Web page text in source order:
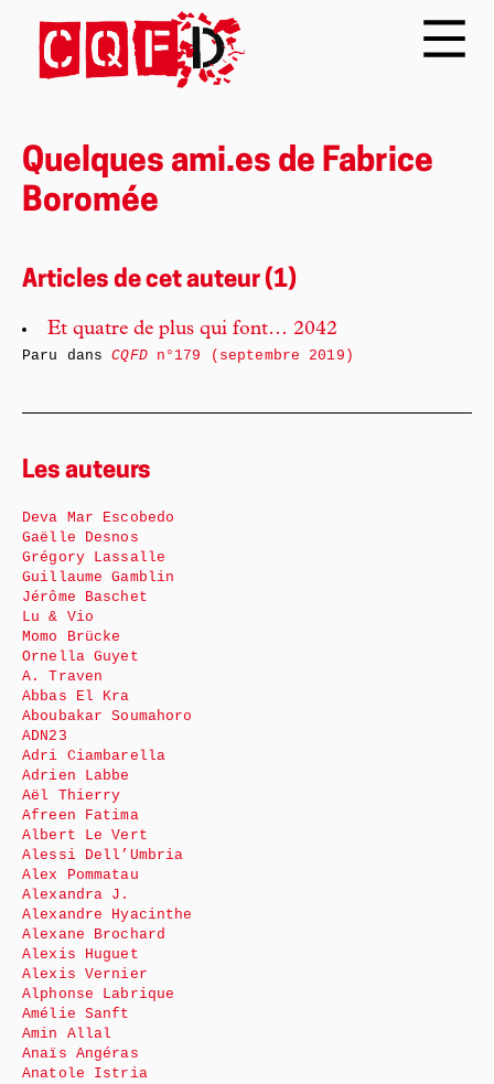
Quelques ami.es de Fabrice
Boromée
Articles de cet auteur (1)
Et quatre de plus qui font… 2042
Paru dansCQFDn°179 (septembre 2019)
Les auteurs
Deva Mar Escobedo
Gaëlle Desnos
Grégory Lassalle
Guillaume Gamblin
Jérôme Baschet
Lu & Vio
Momo Brücke
Ornella Guyet
A. Traven
Abbas El Kra
Aboubakar Soumahoro
ADN23
Adri Ciambarella
Adrien Labbe
Aël Thierry
Afreen Fatima
Albert Le Vert
Alessi Dell’Umbria
Alex Pommatau
Alexandra J.
Alexandre Hyacinthe
Alexane Brochard
Alexis Huguet
Alexis Vernier
Alphonse Labrique
Amélie Sanft
Amin Allal
Anaïs Angéras
Anatole Istria